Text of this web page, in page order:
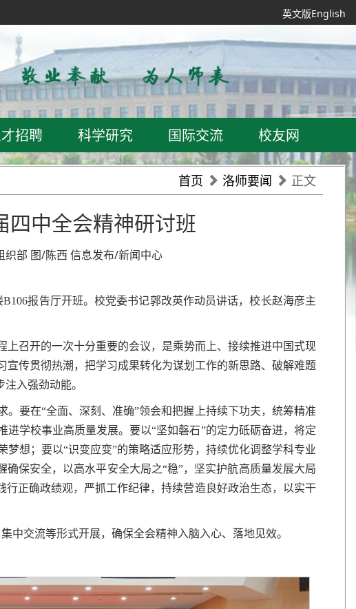
英文版English
招聘 科学研究 国际交流 校友网
首页 洛师要闻 正文
四中全会精神研讨班
部 图/陈西 信息发布/新闻中心
报告厅开班。校党委书记郭改英作动员讲话，校长赵海彦主
召开的一次十分重要的会议，是乘势而上、接续推进中国式现
传贯彻热潮，把学习成果转化为谋划工作的新思路、破解难题
入强劲动能。
要在“全面、深刻、准确”领会和把握上持续下功夫，统筹精准
学校事业高质量发展。要以“坚如磐石”的定力砥砺奋进，将定
想；要以“识变应变”的策略适应形势，持续优化调整学科专业
保安全，以高水平安全大局之“稳”，坚实护航高质量发展大局
正确政绩观，严抓工作纪律，持续营造良好政治生态，以实干
中交流等形式开展，确保全会精神入脑入心、落地见效。